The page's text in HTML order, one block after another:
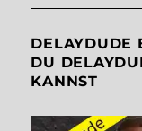
DELAYDUDE
DU
KANNST